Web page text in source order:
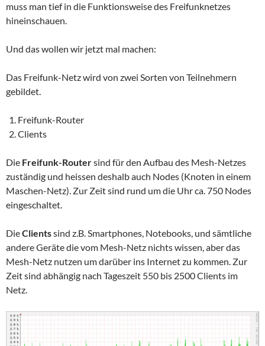
muss man tief in die Funktionsweise des Freifunknetzes
hineinschauen.
Und das wollen wir jetzt mal machen:
Das Freifunk-Netz wird von zwei Sorten von Teilnehmern
gebildet.
Freifunk-Router
Clients
Die Freifunk-Routersind für den Aufbau des Mesh-Netzes
zuständig und heissen deshalb auch Nodes (Knoten in einem
Maschen-Netz). Zur Zeit sind rund um die Uhr ca. 750 Nodes
eingeschaltet.
DieClientssind z.B. Smartphones, Notebooks, und sämtliche
andere Geräte die vom Mesh-Netz nichts wissen, aber das
Mesh-Netz nutzen um darüber ins Internet zu kommen. Zur
Zeit sind abhängig nach Tageszeit 550 bis 2500 Clients im
Netz.